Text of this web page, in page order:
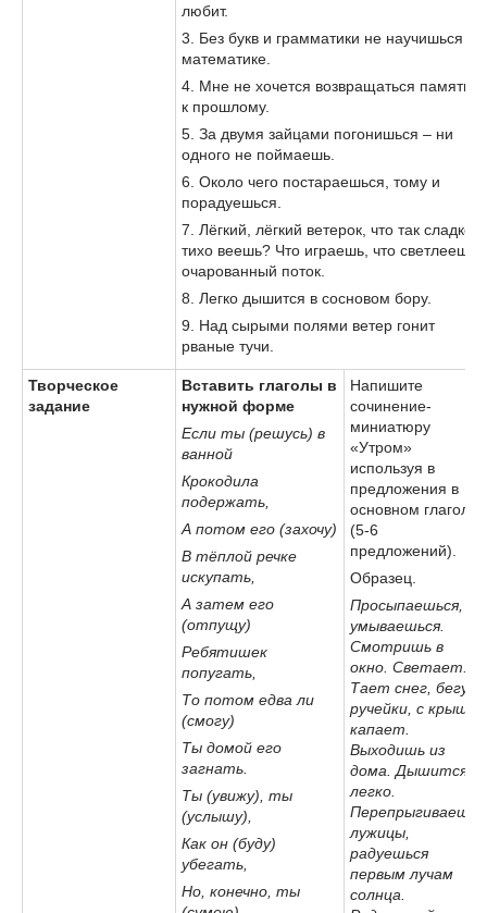
любит.
3. Без букв и грамматики не научишься
математике.
4. Мне не хочется возвращаться памятью
к прошлому.
5. За двумя зайцами погонишься – ни
одного не поймаешь.
6. Около чего постараешься, тому и
порадуешься.
7. Лёгкий, лёгкий ветерок, что так сладко,
тихо веешь? Что играешь, что светлеешь,
очарованный поток.
8. Легко дышится в сосновом бору.
9. Над сырыми полями ветер гонит
рваные тучи.
Творческое
задание
Вставить глаголы в
нужной форме
Если ты (решусь) в
ванной
Крокодила
подержать,
А потом его (захочу)
В тёплой речке
искупать,
А затем его
(отпущу)
Ребятишек
попугать,
То потом едва ли
(смогу)
Ты домой его
загнать.
Ты (увижу), ты
(услышу),
Как он (буду)
убегать,
Но, конечно, ты
Напишите
сочинение-
миниатюру
«Утром»
используя в
предложения в
основном глаголы
(5-6
предложений).
Образец.
Просыпаешься,
умываешься.
Смотришь в
окно. Светает.
Тает снег, бегут
ручейки, с крыш
капает.
Выходишь из
дома. Дышится
легко.
Перепрыгиваешь
лужицы,
радуешься
первым лучам
солнца.